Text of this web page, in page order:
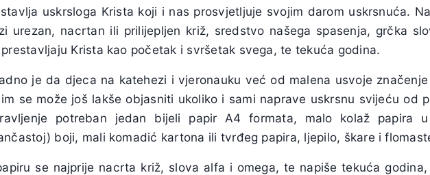
uskrsloga Krista koji i nas prosvjetljuje svojim darom uskrsnuća.
urezan, nacrtan ili prilijepljen križ, sredstvo našega spasenja, grčka
Krista kao početak i svršetak svega, te tekuća godina.
je da djeca na katehezi i vjeronauku već od malena usvoje
se može još lakše objasniti ukoliko i sami naprave uskrsnu svijeću od
potreban jedan bijeli papir A4 formata, malo kolaž papira
boji, mali komadić kartona ili tvrđeg papira, ljepilo, škare i
se najprije nacrta križ, slova alfa i omega, te napiše tekuća